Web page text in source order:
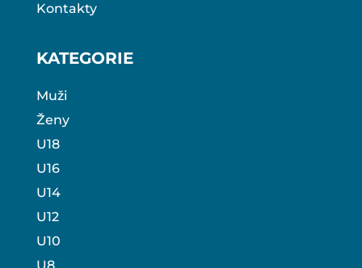
Kontakty
KATEGORIE
Muži
Ženy
U18
U16
U14
U12
U10